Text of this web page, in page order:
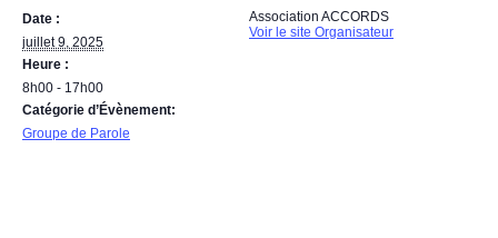
Date :
juillet 9, 2025
Heure :
8h00 - 17h00
Catégorie d’Évènement:
Groupe de Parole
Association ACCORDS
Voir le site Organisateur